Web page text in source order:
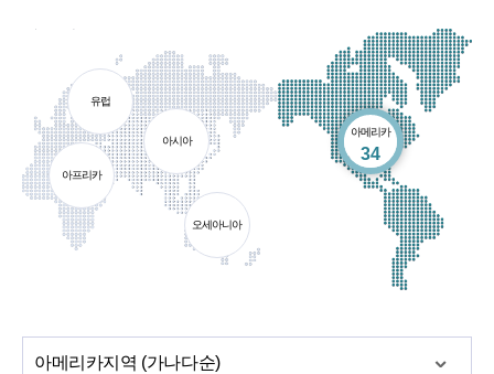
아메리카
34
개소
유럽
아프리카
아시아
오세아니아
아메리카지역 (가나다순)